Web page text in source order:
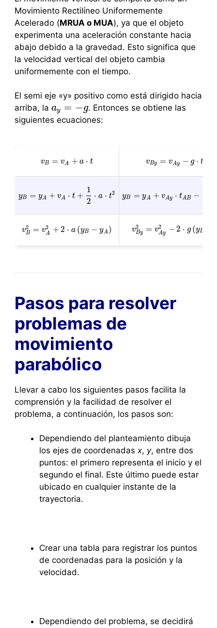
Movimiento Rectilíneo Uniformemente
Acelerado (MRUA o MUA), ya que el objeto
experimenta una aceleración constante hacia
abajo debido a la gravedad. Esto significa que
la velocidad vertical del objeto cambia
uniformemente con el tiempo.
El semi eje «y» positivo como está dirigido hacia
arriba, la ay = −g
ay=−g
. Entonces se obtiene las
siguientes ecuaciones:
vB = vA + a ⋅ t
vB =vA +a⋅t vBy = vAy − g ⋅ t
v By =vAy −g ⋅tA B
yB = yA + vA ⋅ t +
1
2
⋅ a ⋅ t2
yB= yA +vA ⋅t + 12⋅ a⋅t 2 yB = yA + vAy ⋅ tAB −
yB= yA+vAy t AB−1 2⋅
v2
B = v2
A +2 ⋅ a (yB − yA )
vB2= A2+ 2 a( yB− yA v2
By = v2
Ay − 2 ⋅ g (yB
vBy2= Ay2− 2 g (yB−
Pasos para resolver
problemas de
movimiento
parabólico
Llevar a cabo los siguientes pasos facilita la
comprensión y la facilidad de resolver el
problema, a continuación, los pasos son:
Dependiendo del planteamiento dibuja
los ejes de coordenadas x, y, entre dos
puntos: el primero representa el inicio y el
segundo el final. Este último puede estar
ubicado en cualquier instante de la
trayectoria.
Crear una tabla para registrar los puntos
de coordenadas para la posición y la
velocidad.
Dependiendo del problema, se decidirá